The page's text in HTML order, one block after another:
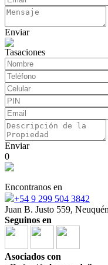
Enviar
Tasaciones
Enviar
0
Encontranos en
+54 9 299 504 3842
Juan B. Justo 559, Neuquén
Seguinos en
Asociados con